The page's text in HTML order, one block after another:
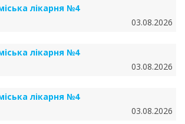
лікарня №4
03.08.2026
лікарня №4
03.08.2026
лікарня №4
03.08.2026